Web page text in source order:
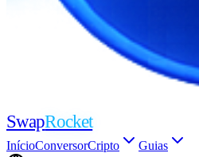
SwapRocket
InícioConversorCripto
Guias